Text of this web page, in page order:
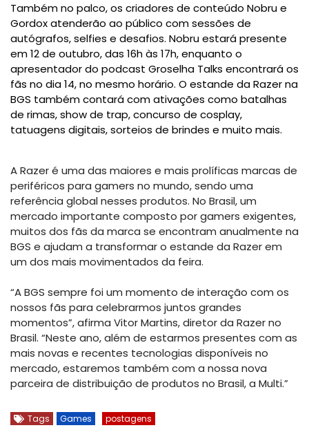
Também no palco, os criadores de conteúdo Nobru e
Gordox atenderão ao público com sessões de
autógrafos, selfies e desafios. Nobru estará presente
em 12 de outubro, das 16h às 17h, enquanto o
apresentador do podcast Groselha Talks encontrará os
fãs no dia 14, no mesmo horário. O estande da Razer na
BGS também contará com ativações como batalhas
de rimas, show de trap, concurso de cosplay,
tatuagens digitais, sorteios de brindes e muito mais.
A Razer é uma das maiores e mais prolíficas marcas de
periféricos para gamers no mundo, sendo uma
referência global nesses produtos. No Brasil, um
mercado importante composto por gamers exigentes,
muitos dos fãs da marca se encontram anualmente na
BGS e ajudam a transformar o estande da Razer em
um dos mais movimentados da feira.
“A BGS sempre foi um momento de interação com os
nossos fãs para celebrarmos juntos grandes
momentos”, afirma Vitor Martins, diretor da Razer no
Brasil. “Neste ano, além de estarmos presentes com as
mais novas e recentes tecnologias disponíveis no
mercado, estaremos também com a nossa nova
parceira de distribuição de produtos no Brasil, a Multi.”
Tags Games postagens